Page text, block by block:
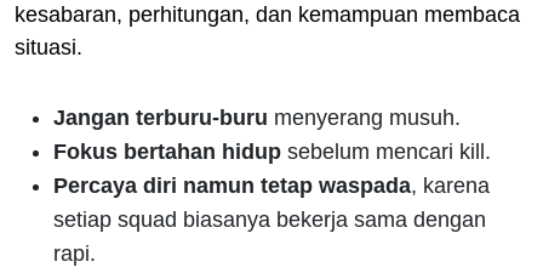
kesabaran, perhitungan, dan kemampuan membaca
situasi.
Jangan terburu-buru menyerang musuh.
Fokus bertahan hidup sebelum mencari kill.
Percaya diri namun tetap waspada, karena
setiap squad biasanya bekerja sama dengan
rapi.